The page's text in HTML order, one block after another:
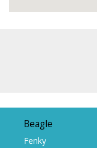
Beagle
Fenky